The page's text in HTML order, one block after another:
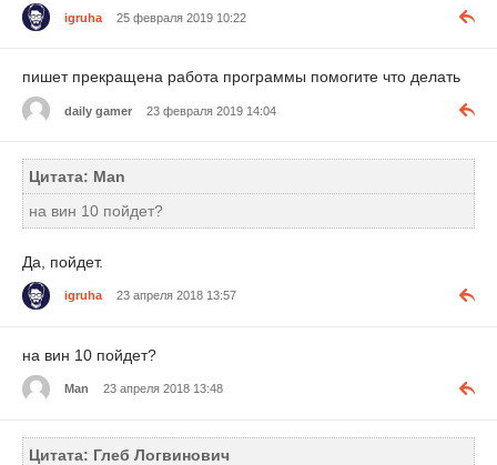
igruha 25 февраля 2019 10:22
пишет прекращена работа программы помогите что делать
daily gamer 23 февраля 2019 14:04
Цитата: Man
на вин 10 пойдет?
Да, пойдет.
igruha 23 апреля 2018 13:57
на вин 10 пойдет?
Man 23 апреля 2018 13:48
Цитата: Глеб Логвинович